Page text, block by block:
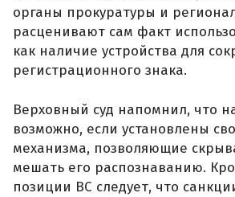
органы прокуратуры и
расценивают сам факт
как наличие устройства для
регистрационного знака.
Верховный суд напомнил, что
возможно, если установлены
механизма, позволяющие
мешать его распознаванию.
позиции ВС следует, что